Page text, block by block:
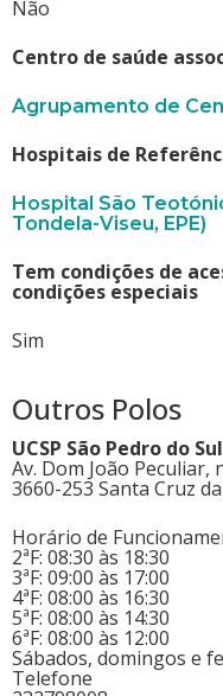
Não
Centro de saúde
Agrupamento de
Hospitais de
Hospital São
Tondela-Viseu, EPE)
Tem condições de
condições especiais
Sim
Outros Polos
UCSP São Pedro do
Av. Dom João Peculiar,
3660-253 Santa Cruz
Horário de
2ªF: 08:30 às 18:30
3ªF: 09:00 às 17:00
4ªF: 08:00 às 16:30
5ªF: 08:00 às 14:30
6ªF: 08:00 às 12:00
Sábados, domingos e
Telefone